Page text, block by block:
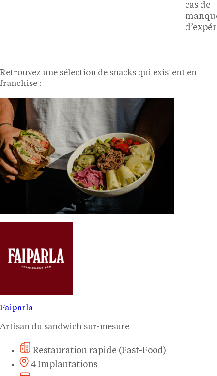
cas de
Retrouvez une sélection de snacks qui existent en
franchise :
Faiparla
Artisan du sandwich sur-mesure
Restauration rapide (Fast-Food)
4 Implantations